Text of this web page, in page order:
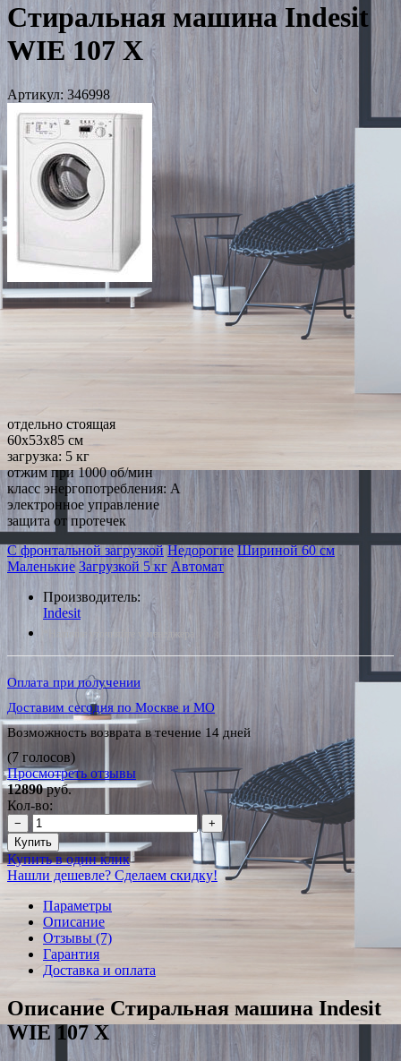
Стиральная машина Indesit
WIE 107 X
Артикул: 346998
отдельно стоящая
60x53x85 см
загрузка: 5 кг
отжим при 1000 об/мин
класс энергопотребления: A
электронное управление
защита от протечек
С фронтальной загрузкой Недорогие Шириной 60 см
Маленькие Загрузкой 5 кг Автомат
Производитель:
Indesit
*Наличие уточняйте у менеджера
Оплата при получении
Доставим сегодня по Москве и МО
Возможность возврата в течение 14 дней
(7 голосов)
Просмотреть отзывы
12890руб.
Кол-во:
−
+
Купить
Купить в один клик
Нашли дешевле? Сделаем скидку!
Параметры
Описание
Отзывы (7)
Гарантия
Доставка и оплата
Описание Стиральная машина Indesit
WIE 107 X